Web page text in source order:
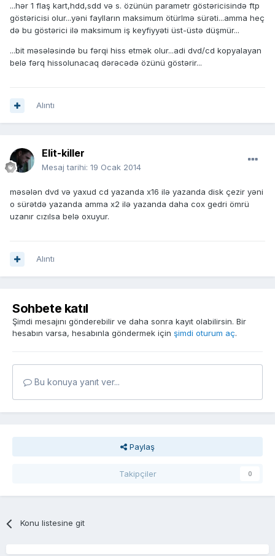
...hər 1 flaş kart,hdd,sdd və s. özünün parametr göstəricisində ftp
göstəricisi olur...yəni faylların maksimum ötürlmə sürəti...amma heç
də bu göstərici ilə maksimum iş keyfiyyəti üst-üstə düşmür...
...bit məsələsində bu fərqi hiss etmək olur...adi dvd/cd kopyalayan
belə fərq hissolunacaq dərəcədə özünü göstərir...
Alıntı
Elit-killer
Mesaj tarihi: 19 Ocak 2014
məsələn dvd və yaxud cd yazanda x16 ilə yazanda disk çezir yəni
o sürətdə yazanda amma x2 ilə yazanda daha cox gedri ömrü
uzanır cızılsa belə oxuyur.
Alıntı
Sohbete katıl
Şimdi mesajını gönderebilir ve daha sonra kayıt olabilirsin. Bir
hesabın varsa, hesabınla göndermek için şimdi oturum aç.
Bu konuya yanıt ver...
Paylaş
Takipçiler 0
Konu listesine git